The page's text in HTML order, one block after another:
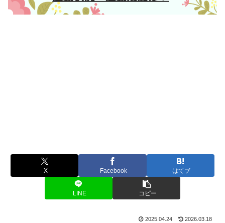
X Facebook はてブ
LINE コピー
2025.04.24 2026.03.18